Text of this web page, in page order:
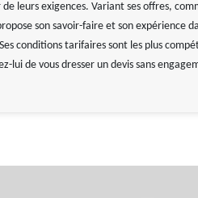
leurs exigences. Variant ses offres,
son savoir-faire et son expérience
conditions tarifaires sont les plus
lui de vous dresser un devis sans